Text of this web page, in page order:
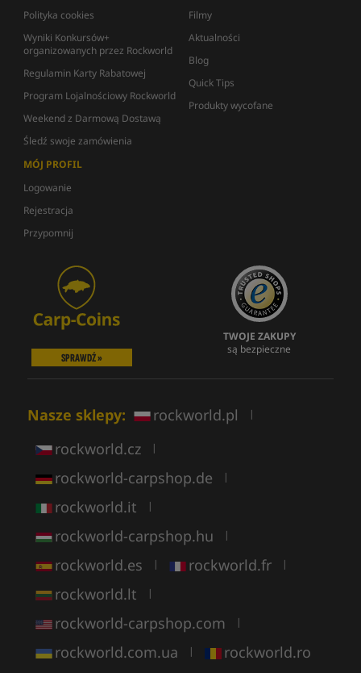
Polityka cookies
Wyniki Konkursów+
organizowanych przez Rockworld
Regulamin Karty Rabatowej
Program Lojalnościowy Rockworld
Weekend z Darmową Dostawą
Śledź swoje zamówienia
Filmy
Aktualności
Blog
Quick Tips
Produkty wycofane
MÓJ PROFIL
Logowanie
Rejestracja
Przypomnij
SPRAWDŹ »
TWOJE ZAKUPY
są bezpieczne
Nasze sklepy: rockworld.pl |
rockworld.cz |
rockworld-carpshop.de |
rockworld.it |
rockworld-carpshop.hu |
rockworld.es | rockworld.fr |
rockworld.lt |
rockworld-carpshop.com |
rockworld.com.ua | rockworld.ro